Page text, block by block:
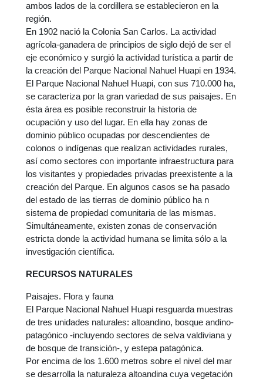
ambos lados de la cordillera se establecieron en la
región.
En 1902 nació la Colonia San Carlos. La actividad
agrícola-ganadera de principios de siglo dejó de ser el
eje económico y surgió la actividad turística a partir de
la creación del Parque Nacional Nahuel Huapi en 1934.
El Parque Nacional Nahuel Huapi, con sus 710.000 ha,
se caracteriza por la gran variedad de sus paisajes. En
ésta área es posible reconstruir la historia de
ocupación y uso del lugar. En ella hay zonas de
dominio público ocupadas por descendientes de
colonos o indígenas que realizan actividades rurales,
así como sectores con importante infraestructura para
los visitantes y propiedades privadas preexistente a la
creación del Parque. En algunos casos se ha pasado
del estado de las tierras de dominio público ha n
sistema de propiedad comunitaria de las mismas.
Simultáneamente, existen zonas de conservación
estricta donde la actividad humana se limita sólo a la
investigación científica.
RECURSOS NATURALES
Paisajes. Flora y fauna
El Parque Nacional Nahuel Huapi resguarda muestras
de tres unidades naturales: altoandino, bosque andino-
patagónico -incluyendo sectores de selva valdiviana y
de bosque de transición-, y estepa patagónica.
Por encima de los 1.600 metros sobre el nivel del mar
se desarrolla la naturaleza altoandina cuya vegetación